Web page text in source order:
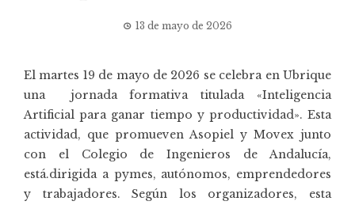
13 de mayo de 2026
El martes 19 de mayo de 2026 se celebra en Ubrique
una jornada formativa titulada «Inteligencia
Artificial para ganar tiempo y productividad». Esta
actividad, que promueven Asopiel y Movex junto
con el Colegio de Ingenieros de Andalucía,
está.dirigida a pymes, autónomos, emprendedores
y trabajadores. Según los organizadores, esta